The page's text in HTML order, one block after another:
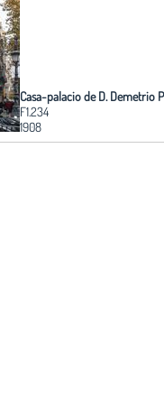
Casa-palacio de D. Demetrio
F1.234
1908